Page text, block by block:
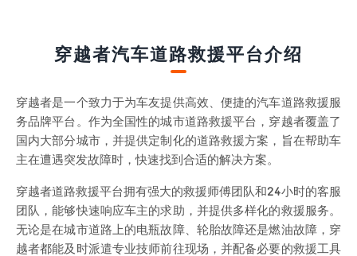
穿越者汽车道路救援平台介绍
穿越者是一个致力于为车友提供高效、便捷的汽车道路救援服
务品牌平台。作为全国性的城市道路救援平台，穿越者覆盖了
国内大部分城市，并提供定制化的道路救援方案，旨在帮助车
主在遭遇突发故障时，快速找到合适的解决方案。
穿越者道路救援平台拥有强大的救援师傅团队和24小时的客服
团队，能够快速响应车主的求助，并提供多样化的救援服务。
无论是在城市道路上的电瓶故障、轮胎故障还是燃油故障，穿
越者都能及时派遣专业技师前往现场，并配备必要的救援工具